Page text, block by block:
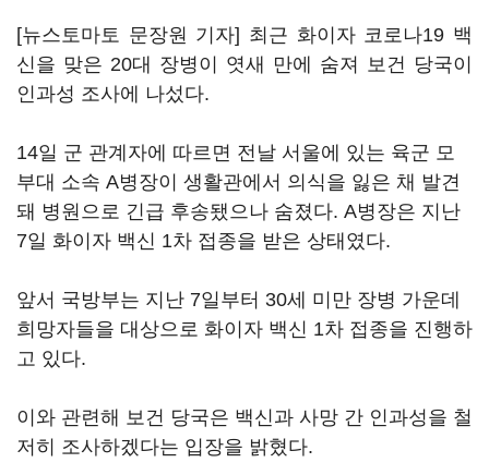
[뉴스토마토 문장원 기자] 최근 화이자 코로나19 백
신을 맞은 20대 장병이 엿새 만에 숨져 보건 당국이
인과성 조사에 나섰다.
14일 군 관계자에 따르면 전날 서울에 있는 육군 모
부대 소속 A병장이 생활관에서 의식을 잃은 채 발견
돼 병원으로 긴급 후송됐으나 숨졌다. A병장은 지난
7일 화이자 백신 1차 접종을 받은 상태였다.
앞서 국방부는 지난 7일부터 30세 미만 장병 가운데
희망자들을 대상으로 화이자 백신 1차 접종을 진행하
고 있다.
이와 관련해 보건 당국은 백신과 사망 간 인과성을 철
저히 조사하겠다는 입장을 밝혔다.